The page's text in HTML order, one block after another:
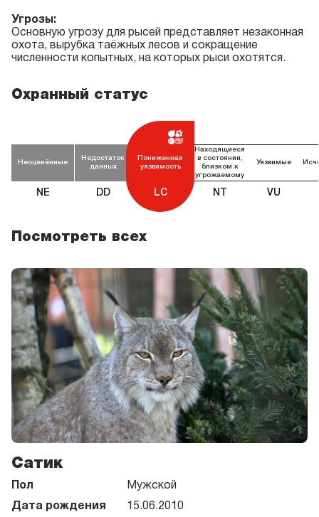
Угрозы:
Основную угрозу для рысей представляет незаконная
охота, вырубка таёжных лесов и сокращение
численности копытных, на которых рыси охотятся.
Охранный статус
Неоценённые
NE
Недостаток
данных
DD
Пониженная
уязвимость
LC
Находящиеся
в состоянии,
близком к
угрожаемому
NT
Уязвимые
VU
Посмотреть всех
Сатик
Пол Мужской
Дата рождения 15.06.2010